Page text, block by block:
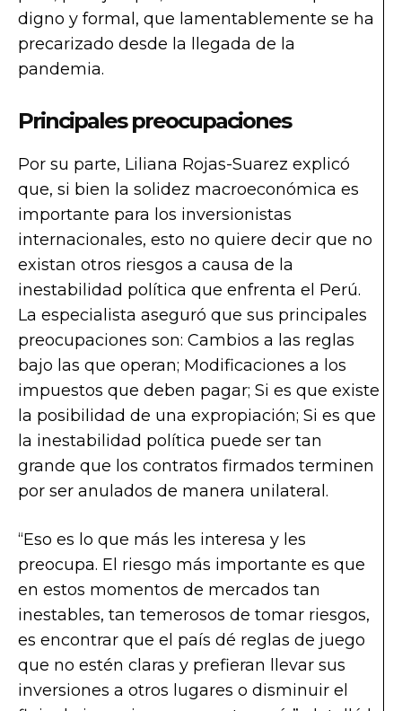
digno y formal, que lamentablemente se ha
precarizado desde la llegada de la
pandemia.
Principales preocupaciones
Por su parte, Liliana Rojas-Suarez explicó
que, si bien la solidez macroeconómica es
importante para los inversionistas
internacionales, esto no quiere decir que no
existan otros riesgos a causa de la
inestabilidad política que enfrenta el Perú.
La especialista aseguró que sus principales
preocupaciones son: Cambios a las reglas
bajo las que operan; Modificaciones a los
impuestos que deben pagar; Si es que existe
la posibilidad de una expropiación; Si es que
la inestabilidad política puede ser tan
grande que los contratos firmados terminen
por ser anulados de manera unilateral.
“Eso es lo que más les interesa y les
preocupa. El riesgo más importante es que
en estos momentos de mercados tan
inestables, tan temerosos de tomar riesgos,
es encontrar que el país dé reglas de juego
que no estén claras y prefieran llevar sus
inversiones a otros lugares o disminuir el